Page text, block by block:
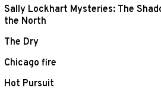
Sally Lockhart Mysteries: The
the North
The Dry
Chicago fire
Hot Pursuit